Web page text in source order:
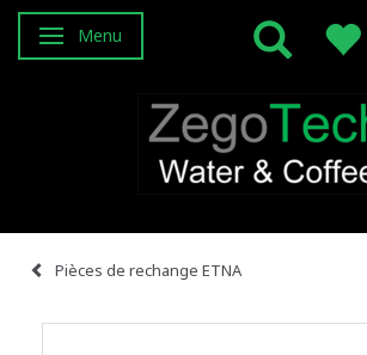
Basculer la navigation
Menu
Pièces de rechange ETNA